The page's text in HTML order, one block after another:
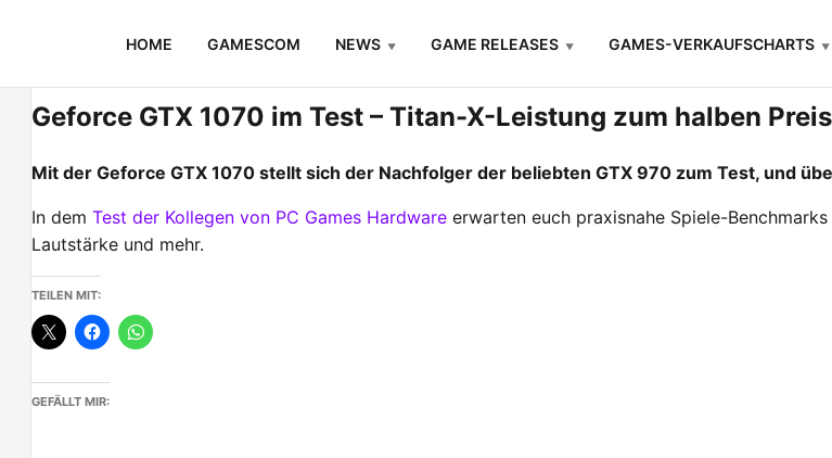
HOME GAMESCOM NEWS GAME RELEASES GAMES-VERKAUFSCHARTS
Geforce GTX 1070 im Test – Titan-X-Leistung zum halben Preis
Mit der Geforce GTX 1070 stellt sich der Nachfolger der beliebten GTX 970 zum Test, und
In dem Test der Kollegen von PC Games Hardware erwarten euch praxisnahe Spiele-
Lautstärke und mehr.
TEILEN MIT:
GEFÄLLT MIR: